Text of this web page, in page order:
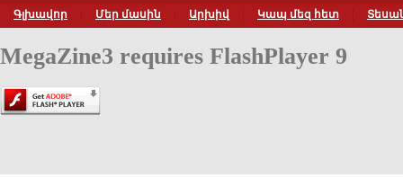
Գլխավոր Մեր մասին Արխիվ Կապ մեզ հետ
MegaZine3 requires FlashPlayer 9